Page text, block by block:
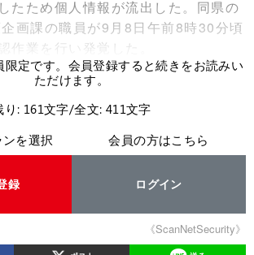
たため個人情報が流出した。同県の
画課の職員が9月8日午前8時30分頃
作業を行い発覚した。
限定です。会員登録すると続きをお読みい
ただけます。
り: 161文字/全文: 411文字
を選択
録
会員の方はこちら
ログイン
《ScanNetSecurity》